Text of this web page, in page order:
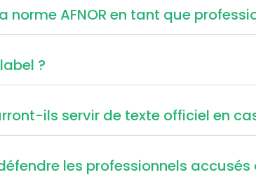
AFNOR en tant que
?
ils servir de texte officiel en
les professionnels accusés